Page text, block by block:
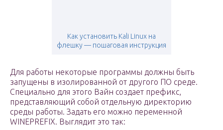
Как установить Kali Linux на
флешку — пошаговая инструкция
Для работы некоторые программы должны быть
запущены в изолированной от другого ПО среде.
Специально для этого Вайн создает префикс,
представляющий собой отдельную директорию
среды работы. Задать его можно переменной
WINEPREFIX. Выглядит это так: